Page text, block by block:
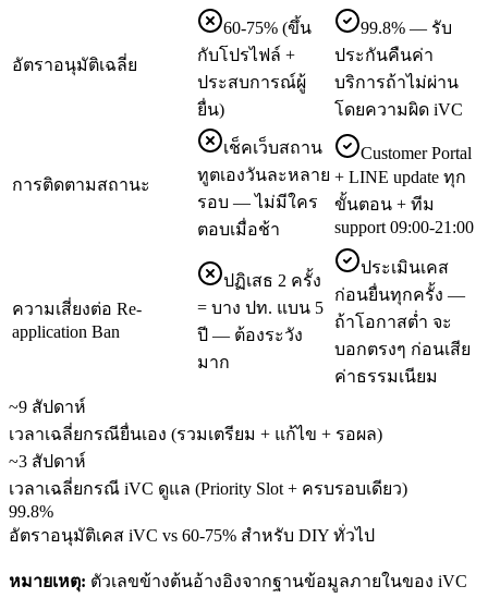
อัตราอนุมัติเฉลี่ย
60-75% (ขึ้น
กับโปรไฟล์ +
ประสบการณ์ผู้
ยื่น)
99.8% — รับ
ประกันคืนค่า
บริการถ้าไม่ผ่าน
โดยความผิด iVC
การติดตามสถานะ
เช็คเว็บสถาน
ทูตเองวันละหลาย
รอบ — ไม่มีใคร
ตอบเมื่อช้า
Customer Portal
+ LINE update ทุก
ขั้นตอน + ทีม
support 09:00-21:00
ความเสี่ยงต่อ Re-
application Ban
ปฏิเสธ 2 ครั้ง
= บาง ปท. แบน 5
ปี — ต้องระวัง
มาก
ประเมินเคส
ก่อนยื่นทุกครั้ง —
ถ้าโอกาสต่ำ จะ
บอกตรงๆ ก่อนเสีย
ค่าธรรมเนียม
~9 สัปดาห์
เวลาเฉลี่ยกรณียื่นเอง (รวมเตรียม + แก้ไข + รอผล)
~3 สัปดาห์
เวลาเฉลี่ยกรณี iVC ดูแล (Priority Slot + ครบรอบเดียว)
99.8%
อัตราอนุมัติเคส iVC vs 60-75% สำหรับ DIY ทั่วไป
หมายเหตุ: ตัวเลขข้างต้นอ้างอิงจากฐานข้อมูลภายในของ iVC